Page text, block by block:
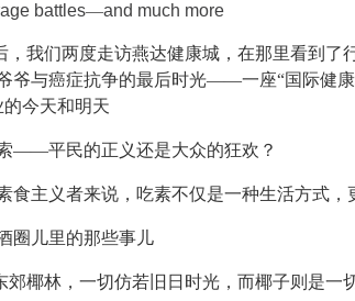
battles—and much more
，我们两度走访燕达健康城，在那里看到
爷与癌症抗争的最后时光——一座“国际健
今天和明天
——平民的正义还是大众的狂欢？
食主义者来说，吃素不仅是一种生活方式，
圈儿里的那些事儿
郊椰林，一切仿若旧日时光，而椰子则是一